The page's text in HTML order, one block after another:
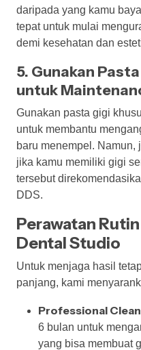
daripada yang kamu
tepat untuk mulai
demi kesehatan dan
5. Gunakan
untuk
Gunakan pasta gigi
untuk membantu
baru menempel.
jika kamu memiliki gigi
tersebut
DDS.
Perawatan
Dental Studio
Untuk menjaga hasil
panjang, kami
Professional
6 bulan untuk
yang bisa membuat